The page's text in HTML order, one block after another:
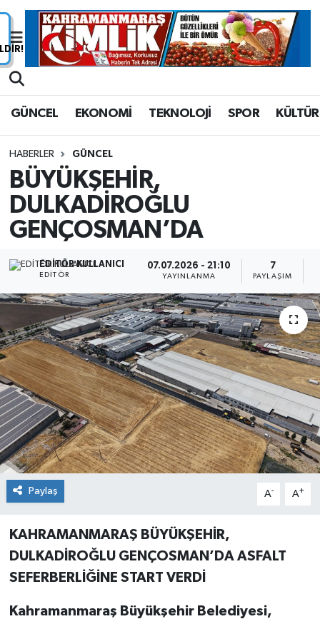
GÜNCEL EKONOMİ TEKNOLOJİ SPOR KÜLTÜR
HABERLER GÜNCEL
BÜYÜKŞEHİR,
DULKADİROĞLU
GENÇOSMAN’DA
EDITÖR KULLANICI
EDITÖR
07.07.2026 - 21:10
YAYINLANMA
7
PAYLAŞIM
Paylaş A- A+
KAHRAMANMARAŞ BÜYÜKŞEHİR,
DULKADİROĞLU GENÇOSMAN’DA ASFALT
SEFERBERLİĞİNE START VERDİ
Kahramanmaraş Büyükşehir Belediyesi,
Nöbetçi Eczaneler
Trafik Durumu
Süper Lig Puan Durumu ve Fikstür
Tüm Manşetler
Son Dakika Haberleri
Haber Arşivi